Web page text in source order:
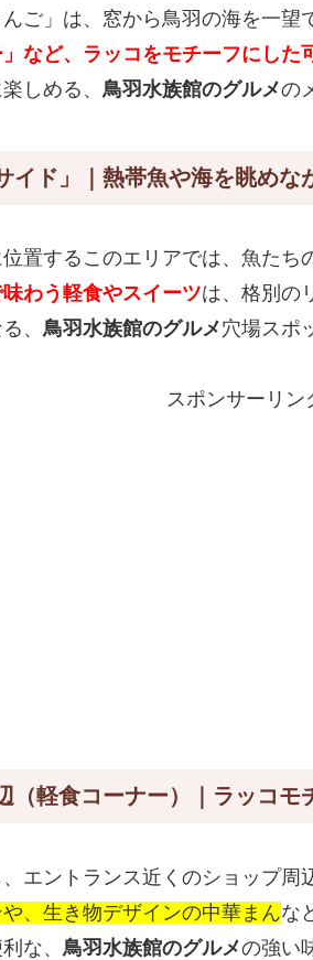
ご」は、窓から鳥羽の海を一望
」など、ラッコをモチーフにした
しめる、 鳥羽水族館のグルメの
イド」｜熱帯魚や海を眺めな
置するこのエリアでは、魚たち
わう軽食やスイーツは、格別の
、 鳥羽水族館のグルメ穴場スポ
スポンサーリン
（軽食コーナー）｜ラッコモ
エントランス近くのショップ周
、生き物デザインの中華まんな
な、 鳥羽水族館のグルメの強い